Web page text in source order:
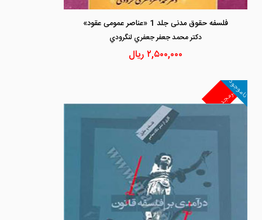
فلسفه حقوق مدنی جلد 1 «عناصر عمومی عقود»
دكتر محمد جعفر جعفري لنگرودي
۲,۵۰۰,۰۰۰ریال
غیرمجد
ناموجود